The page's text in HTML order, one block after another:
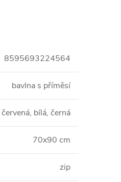
8595693224564
bavlna s příměsí
červená, bílá, černá
70x90 cm
zip